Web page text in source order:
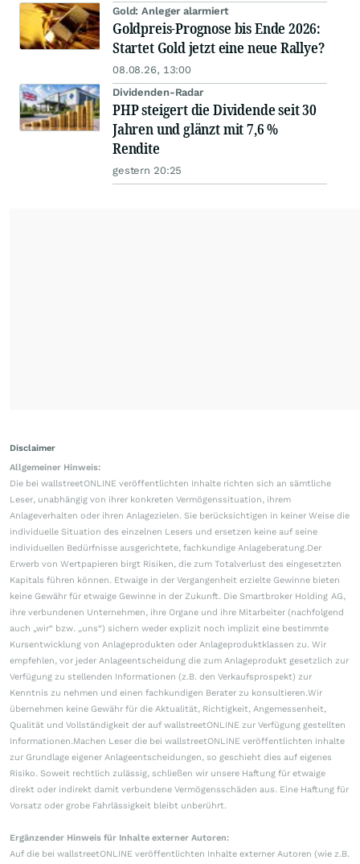
Gold: Anleger alarmiert
Goldpreis-Prognose bis Ende 2026:
Startet Gold jetzt eine neue Rallye?
08.08.26, 13:00
Dividenden-Radar
PHP steigert die Dividende seit 30
Jahren und glänzt mit 7,6 %
Rendite
gestern 20:25
Disclaimer
Allgemeiner Hinweis:
Die bei wallstreetONLINE veröffentlichten Inhalte richten sich an sämtliche
Leser, unabhängig von ihrer konkreten Vermögenssituation, ihrem
Anlageverhalten oder ihren Anlagezielen. Sie berücksichtigen in keiner Weise die
individuelle Situation des einzelnen Lesers und ersetzen keine auf seine
individuellen Bedürfnisse ausgerichtete, fachkundige Anlageberatung.Der
Erwerb von Wertpapieren birgt Risiken, die zum Totalverlust des eingesetzten
Kapitals führen können. Etwaige in der Vergangenheit erzielte Gewinne bieten
keine Gewähr für etwaige Gewinne in der Zukunft. Die Smartbroker Holding AG,
ihre verbundenen Unternehmen, ihre Organe und ihre Mitarbeiter (nachfolgend
auch „wir“ bzw. „uns“) sichern weder explizit noch implizit eine bestimmte
Kursentwicklung von Anlageprodukten oder Anlageproduktklassen zu. Wir
empfehlen, vor jeder Anlageentscheidung die zum Anlageprodukt gesetzlich zur
Verfügung zu stellenden Informationen (z.B. den Verkaufsprospekt) zur
Kenntnis zu nehmen und einen fachkundigen Berater zu konsultieren.Wir
übernehmen keine Gewähr für die Aktualität, Richtigkeit, Angemessenheit,
Qualität und Vollständigkeit der auf wallstreetONLINE zur Verfügung gestellten
Informationen.Machen Leser die bei wallstreetONLINE veröffentlichten Inhalte
zur Grundlage eigener Anlageentscheidungen, so geschieht dies auf eigenes
Risiko. Soweit rechtlich zulässig, schließen wir unsere Haftung für etwaige
direkt oder indirekt damit verbundene Vermögensschäden aus. Eine Haftung für
Vorsatz oder grobe Fahrlässigkeit bleibt unberührt.
Ergänzender Hinweis für Inhalte externer Autoren:
Auf die bei wallstreetONLINE veröffentlichten Inhalte externer Autoren (wie z.B.